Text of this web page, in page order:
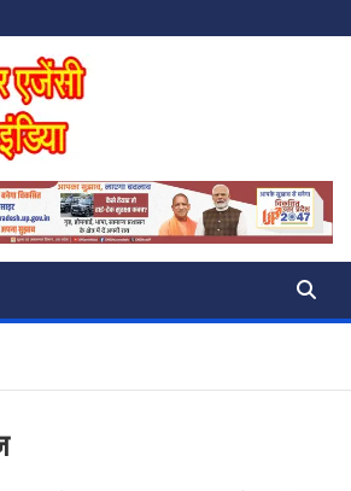
AGENCY OF INDIA